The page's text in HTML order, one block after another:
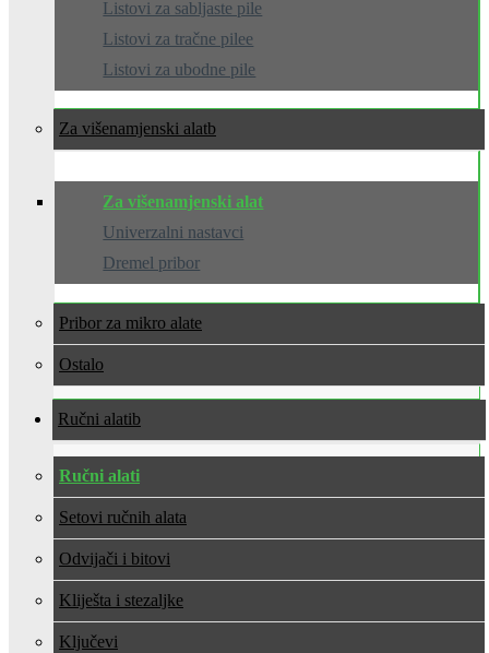
Listovi za sabljaste pile
Listovi za tračne pilee
Listovi za ubodne pile
Za višenamjenski alat
Za višenamjenski alat
Univerzalni nastavci
Dremel pribor
Pribor za mikro alate
Ostalo
Ručni alati
Ručni alati
Setovi ručnih alata
Odvijači i bitovi
Kliješta i stezaljke
Ključevi